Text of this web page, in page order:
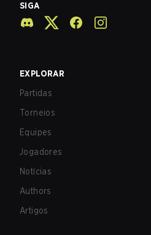
SIGA
EXPLORAR
Partidas
Torneios
Equipes
Jogadores
Notícias
Authors
Artigos